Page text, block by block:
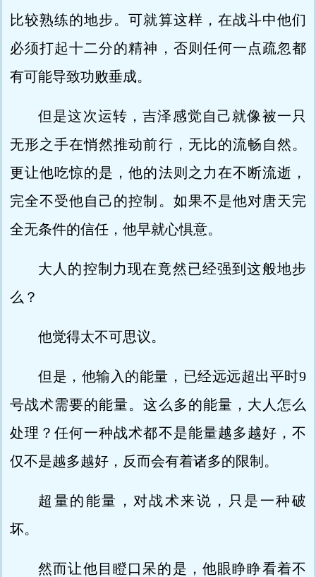
比较熟练的地步。可就算这样，在战斗中他们
必须打起十二分的精神，否则任何一点疏忽都
有可能导致功败垂成。
但是这次运转，吉泽感觉自己就像被一只
无形之手在悄然推动前行，无比的流畅自然。
更让他吃惊的是，他的法则之力在不断流逝，
完全不受他自己的控制。如果不是他对唐天完
全无条件的信任，他早就心惧意。
大人的控制力现在竟然已经强到这般地步
么？
他觉得太不可思议。
但是，他输入的能量，已经远远超出平时9
号战术需要的能量。这么多的能量，大人怎么
处理？任何一种战术都不是能量越多越好，不
仅不是越多越好，反而会有着诸多的限制。
超量的能量，对战术来说，只是一种破
坏。
然而让他目瞪口呆的是，他眼睁睁看着不